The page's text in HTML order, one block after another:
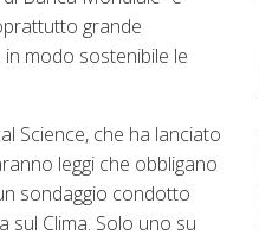
grande
modo sostenibile le
Science, che ha lanciato
leggi che obbligano
sondaggio condotto
sul Clima. Solo uno su